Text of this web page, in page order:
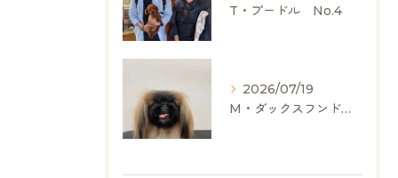
T・プードル No.4
2026/07/19
M・ダックスフンド、ヨークシャーテリア、ペキニーズ、ポメラニアン